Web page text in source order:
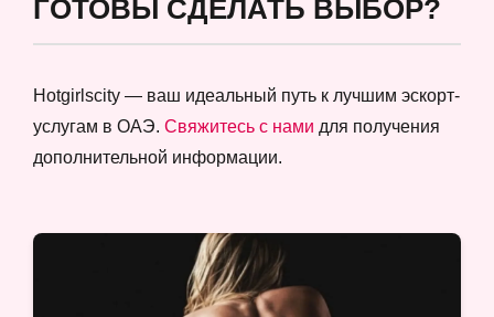
ГОТОВЫ СДЕЛАТЬ ВЫБОР?
Hotgirlscity — ваш идеальный путь к лучшим эскорт-
услугам в ОАЭ. Свяжитесь с нами для получения
дополнительной информации.